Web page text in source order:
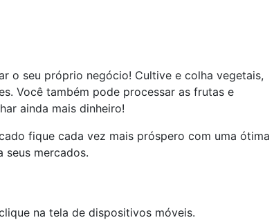
o seu próprio negócio! Cultive e colha vegetais,
Você também pode processar as frutas e
ainda mais dinheiro!
fique cada vez mais próspero com uma ótima
seus mercados.
na tela de dispositivos móveis.